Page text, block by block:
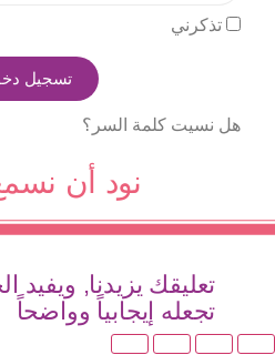
تذكرني
تسجيل
هل نسيت كلمة السر؟
نود أن
تعليقك يزيدنا, ويفيد
تجعله إيجابياً وواضحاً